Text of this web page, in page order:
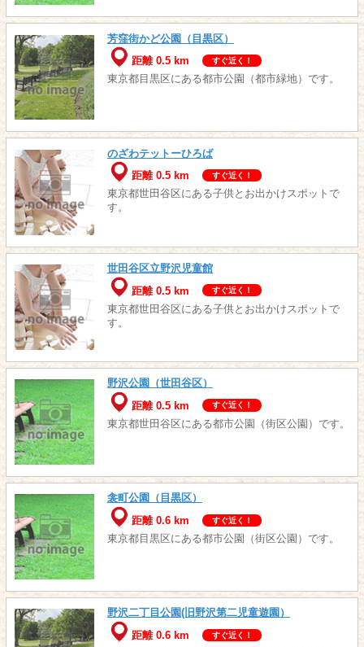
芳窪街かど公園（目黒区）
距離 0.5 km
すぐ近く！
東京都目黒区にある都市公園（都市緑地）です。
のざわテットーひろば
距離 0.5 km
すぐ近く！
東京都世田谷区にある子供とお出かけスポットで
す。
世田谷区立野沢児童館
距離 0.5 km
すぐ近く！
東京都世田谷区にある子供とお出かけスポットで
す。
野沢公園（世田谷区）
距離 0.5 km
すぐ近く！
東京都世田谷区にある都市公園（街区公園）です。
衾町公園（目黒区）
距離 0.6 km
すぐ近く！
東京都目黒区にある都市公園（街区公園）です。
野沢二丁目公園(旧野沢第二児童遊園）
距離 0.6 km
すぐ近く！